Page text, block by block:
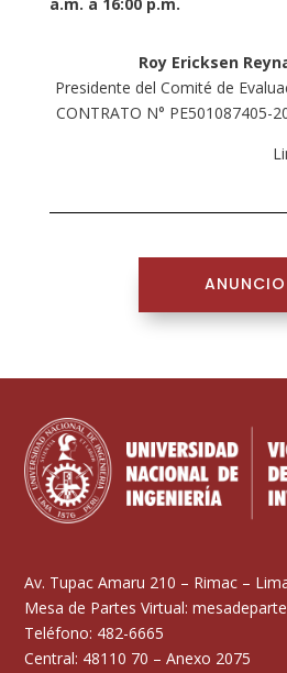
Roy Ericksen
Presidente del Comité de
CONTRATO N° PE501087405-
ANUNCIO
Av. Tupac Amaru 210 – Rimac –
Mesa de Partes Virtual:
Teléfono: 482-6665
Central: 48110 70 – Anexo 2075